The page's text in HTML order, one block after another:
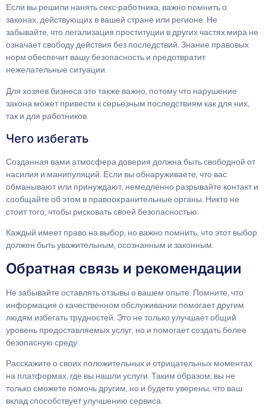
Если вы решили нанять секс-работника, важно помнить о
законах, действующих в вашей стране или регионе. Не
забывайте, что легализация проституции в других частях мира не
означает свободу действия без последствий. Знание правовых
норм обеспечит вашу безопасность и предотвратит
нежелательные ситуации.
Для хозяев бизнеса это также важно, потому что нарушение
закона может привести к серьезным последствиям как для них,
так и для работников.
Чего избегать
Созданная вами атмосфера доверия должна быть свободной от
насилия и манипуляций. Если вы обнаруживаете, что вас
обманывают или принуждают, немедленно разрывайте контакт и
сообщайте об этом в правоохранительные органы. Никто не
стоит того, чтобы рисковать своей безопасностью.
Каждый имеет право на выбор, но важно помнить, что этот выбор
должен быть уважительным, осознанным и законным.
Обратная связь и рекомендации
Не забывайте оставлять отзывы о вашем опыте. Помните, что
информация о качественном обслуживании помогает другим
людям избегать трудностей. Это не только улучшает общий
уровень предоставляемых услуг, но и помогает создать более
безопасную среду.
Расскажите о своих положительных и отрицательных моментах
на платформах, где вы нашли услуги. Таким образом, вы не
только сможете помочь другим, но и будете уверены, что ваш
вклад способствует улучшению сервиса.